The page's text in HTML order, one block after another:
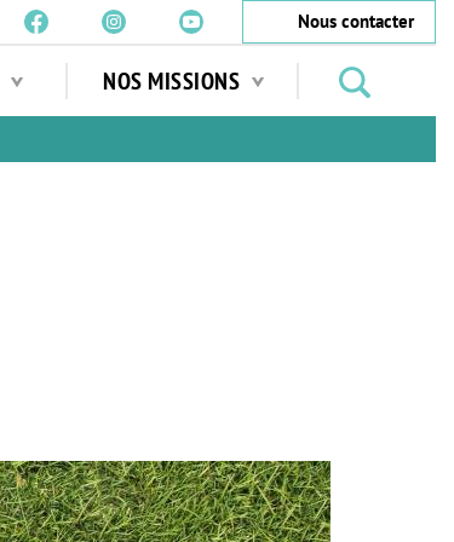
Nous contacter
NOS MISSIONS
jardins